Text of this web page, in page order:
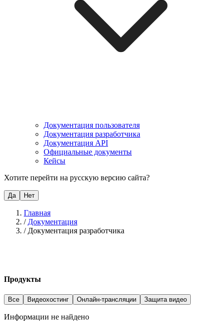
Документация пользователя
Документация разработчика
Документация API
Официальные документы
Кейсы
Хотите перейти на русскую версию сайта?
Да Нет
Главная
/ Документация
/ Документация разработчика
Продукты
Все Видеохостинг Онлайн-трансляции Защита видео
Информации не найдено